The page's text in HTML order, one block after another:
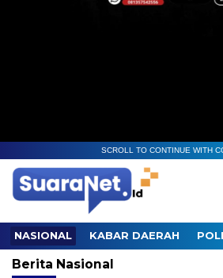
SCROLL TO CONTINUE WITH
NASIONAL KABAR DAERAH
Berita Nasional